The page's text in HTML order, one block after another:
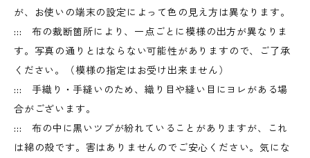
が、お使いの端末の設定によって色の見え方は異なります。
::: 布の裁断箇所により、一点ごとに模様の出方が異なりま
す。写真の通りとはならない可能性がありますので、ご了承
ください。（模様の指定はお受け出来ません）
::: 手織り・手縫いのため、織り目や縫い目にヨレがある場
合がございます。
::: 布の中に黒いツブが紛れていることがありますが、これ
は綿の殻です。害はありませんのでご安心ください。気にな